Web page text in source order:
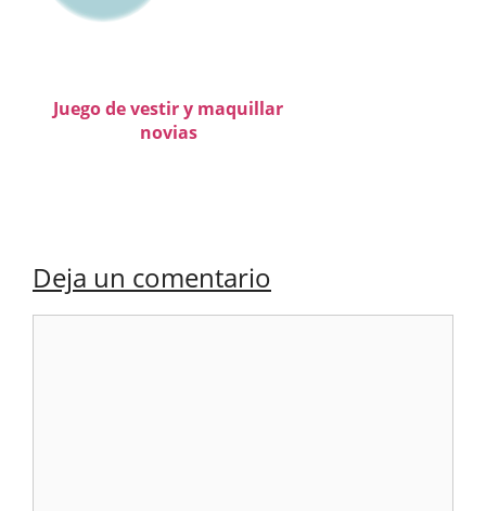
Juego de vestir y maquillar
novias
Deja un comentario